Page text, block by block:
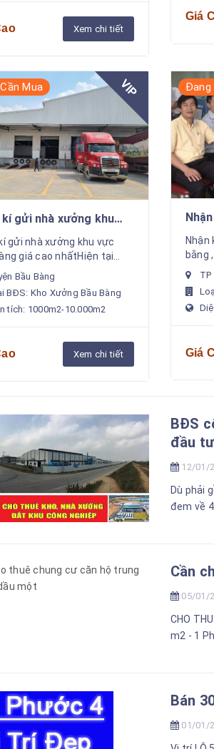
Xem chi tiết
Giá
Mua VIP
xưởng khu
vực Bầu Bàng giá cao nhất
gửi nhà xưởng khu vực
tại
chúng tôi đang có nguồn
lớn khách hàng nước
nhu cầu quan tâm đầ...
Bầu Bàng
BĐS: Kho Xưởng Bầu Bàng
tích: 1000m2-10.000m2
Xem chi tiết
Đang
mặt
giá
Nhận
bằng
nhất
hàng
TP
Giá
BĐS
đầu tư
12/01/
Dù phải
đem về
Cần
05/01/
CHO
m2 - 1
Bán
01/01/